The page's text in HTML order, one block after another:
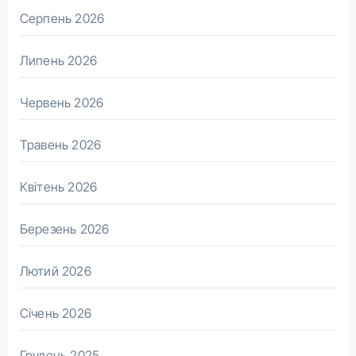
Серпень 2026
Липень 2026
Червень 2026
Травень 2026
Квітень 2026
Березень 2026
Лютий 2026
Січень 2026